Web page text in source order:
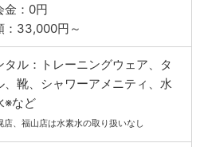
金：0円
：33,000円～
タル：トレーニングウェア、タ
、靴、シャワーアメニティ、水
※など
店、福山店は水素水の取り扱いなし